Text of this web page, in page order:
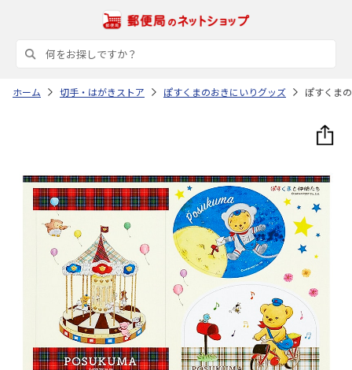
ホーム 切手・はがきストア ぽすくまのおきにいりグッズ ぽすくま